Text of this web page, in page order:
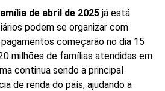
de abril de 2025já está
podem se organizar com
começarão no dia 15
milhões de famílias atendidas em
continua sendo a principal
de renda do país, ajudando a